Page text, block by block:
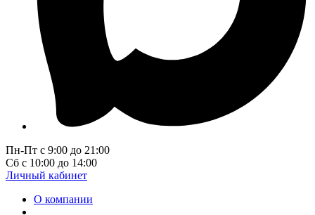
Пн-Пт с 9:00 до 21:00
Сб с 10:00 до 14:00
Личный кабинет
О компании